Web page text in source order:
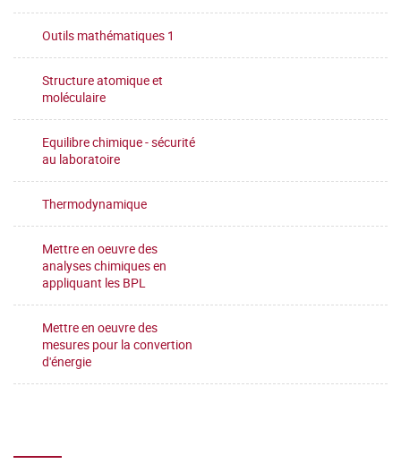
Outils mathématiques 1
Structure atomique et
moléculaire
Equilibre chimique - sécurité
au laboratoire
Thermodynamique
Mettre en oeuvre des
analyses chimiques en
appliquant les BPL
Mettre en oeuvre des
mesures pour la convertion
d'énergie